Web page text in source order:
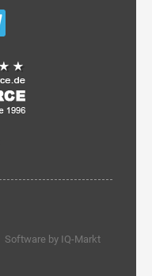
Software by IQ-Markt